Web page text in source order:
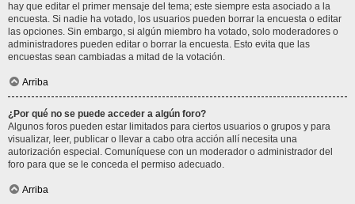
hay que editar el primer mensaje del tema; este siempre esta asociado a la
encuesta. Si nadie ha votado, los usuarios pueden borrar la encuesta o editar
las opciones. Sin embargo, si algún miembro ha votado, solo moderadores o
administradores pueden editar o borrar la encuesta. Esto evita que las
encuestas sean cambiadas a mitad de la votación.
Arriba
¿Por qué no se puede acceder a algún foro?
Algunos foros pueden estar limitados para ciertos usuarios o grupos y para
visualizar, leer, publicar o llevar a cabo otra acción allí necesita una
autorización especial. Comuníquese con un moderador o administrador del
foro para que se le conceda el permiso adecuado.
Arriba